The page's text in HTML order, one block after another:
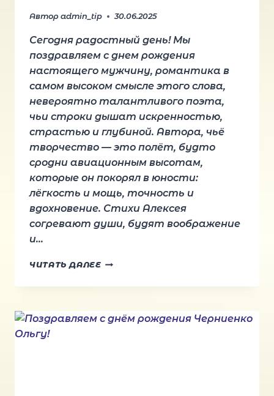
Автор admin_tip 30.06.2025
Сегодня радостный день! Мы
поздравляем с днем рождения
настоящего мужчину, романтика в
самом высоком смысле этого слова,
невероятно талантливого поэта,
чьи строки дышат искренностью,
страстью и глубиной. Автора, чьё
творчество — это полёт, будто
сродни авиационным высотам,
которые он покорял в юности:
лёгкость и мощь, точность и
вдохновение. Стихи Алексея
согревают души, будят воображение
и…
ЧИТАТЬ ДАЛЕЕПОЗДРАВЛЯЕМ
ДНЁМ
ХАЗАНСКОГО!